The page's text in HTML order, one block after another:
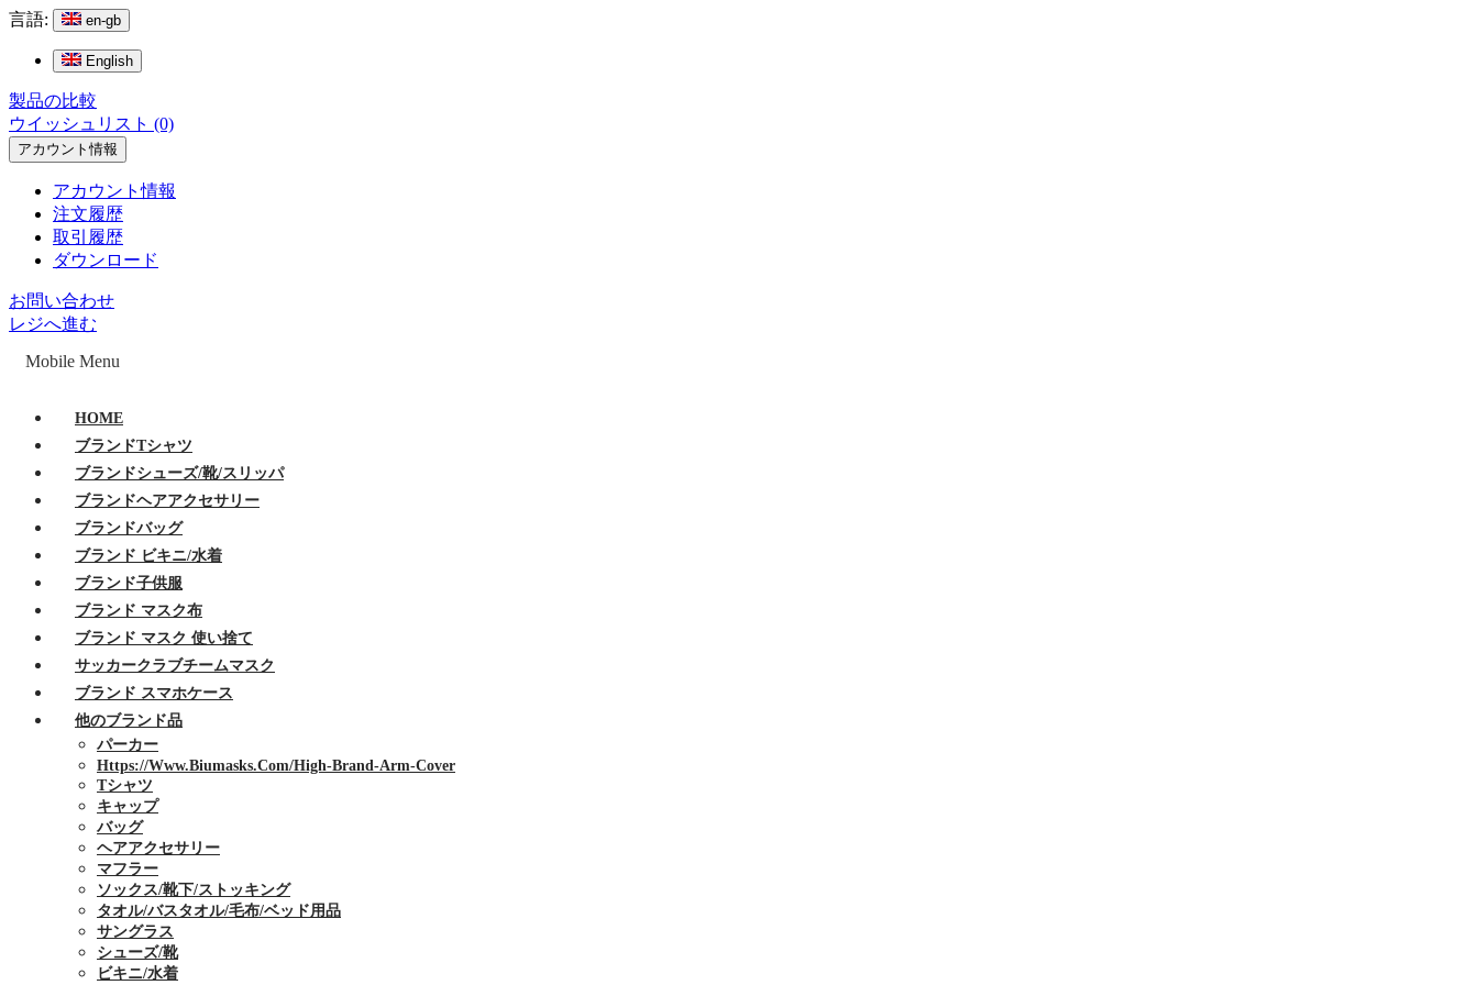
言語: en-gb
English
製品の比較
ウイッシュリスト (0)
アカウント情報
アカウント情報
注文履歴
取引履歴
ダウンロード
お問い合わせ
レジへ進む
Mobile Menu
HOME
ブランドTシャツ
ブランドシューズ/靴/スリッパ
ブランドヘアアクセサリー
ブランドバッグ
ブランド ビキニ/水着
ブランド子供服
ブランド マスク布
ブランド マスク 使い捨て
サッカークラブチームマスク
ブランド スマホケース
他のブランド品
パーカー
Https://www.biumasks.com/high-Brand-Arm-Cover
Tシャツ
キャップ
バッグ
ヘアアクセサリー
マフラー
ソックス/靴下/ストッキング
タオル/バスタオル/毛布/ベッド用品
サングラス
シューズ/靴
ビキニ/水着